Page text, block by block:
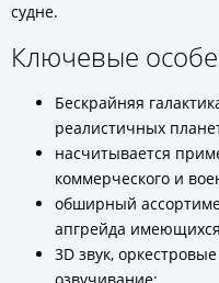
судне.
Ключевые
Бескрайняя
реалистичных
насчитывается
коммерческого и
обширный
апгрейда
3D звук,